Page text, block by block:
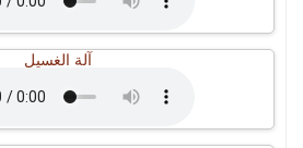
آلة الغسيل